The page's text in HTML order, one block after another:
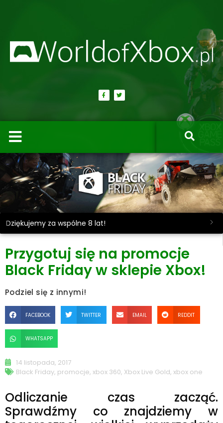
Dziękujemy za wspólne 8 lat!
Przygotuj się na promocje
Black Friday w sklepie Xbox!
Podziel się z innymi!
FACEBOOK TWITTER EMAIL REDDIT
WHATSAPP
14 listopada, 2017
Black Friday, promocje, xbox 360, Xbox Live Gold, xbox one
Odliczanie czas zacząć.
Sprawdźmy co znajdziemy w